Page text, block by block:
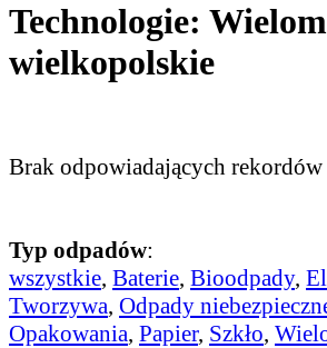
Technologie:
wielkopolskie
Brak odpowiadających rekordów
Typ odpadów:
wszystkie, Baterie, Bioodpady,
Tworzywa, Odpady
Opakowania, Papier, Szkło,